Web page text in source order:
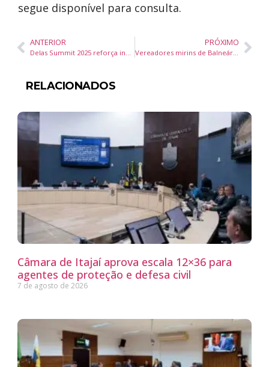
segue disponível para consulta.
ANTERIOR
Delas Summit 2025 reforça inclusão e acessibilidade em evento de empreendedorismo feminino em Florianópolis
PRÓXIMO
Vereadores mirins de Balneário Camboriú participam de atividade sobre educação fiscal e financeira
RELACIONADOS
Câmara de Itajaí aprova escala 12×36 para
agentes de proteção e defesa civil
7 de agosto de 2026